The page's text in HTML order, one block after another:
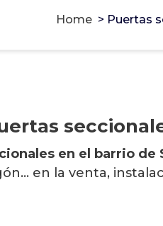
Home > Puertas
en el barrio de
en la venta,